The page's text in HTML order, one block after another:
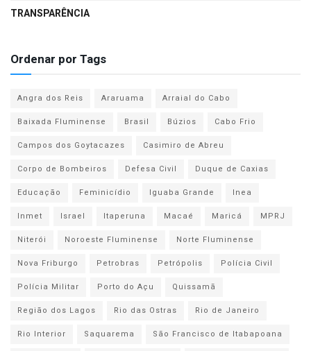
TRANSPARÊNCIA
Ordenar por Tags
Angra dos Reis Araruama
Arraial do Cabo
Baixada Fluminense
Brasil Búzios
Cabo Frio
Campos dos Goytacazes
Casimiro de Abreu
Corpo de Bombeiros
Defesa Civil
Duque de Caxias
Educação
Feminicídio Iguaba Grande
Inea
Inmet
Israel Itaperuna Macaé Maricá
MPRJ
Niterói
Noroeste Fluminense
Norte Fluminense
Nova Friburgo
Petrobras Petrópolis
Polícia Civil
Polícia Militar
Porto do Açu
Quissamã
Região dos Lagos
Rio das Ostras
Rio de Janeiro
Rio Interior
Saquarema
São Francisco de Itabapoana